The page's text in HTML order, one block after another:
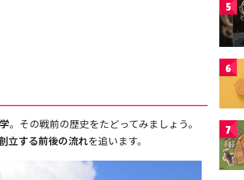
。その戦前の歴史をたどってみましょう。
立する前後の流れを追います。
5
6
7